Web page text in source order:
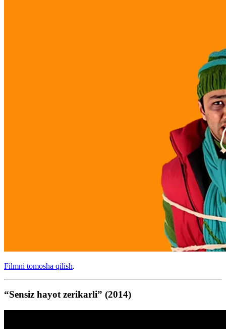
Filmni tomosha qilish.
“Sensiz hayot zerikarli” (2014)